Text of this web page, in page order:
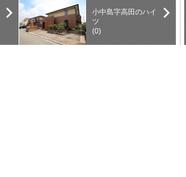
小中島字高田のハイ
ツ
(0)